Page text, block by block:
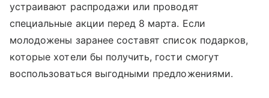
устраивают распродажи или проводят
специальные акции перед 8 марта. Если
молодожены заранее составят список подарков,
которые хотели бы получить, гости смогут
воспользоваться выгодными предложениями.